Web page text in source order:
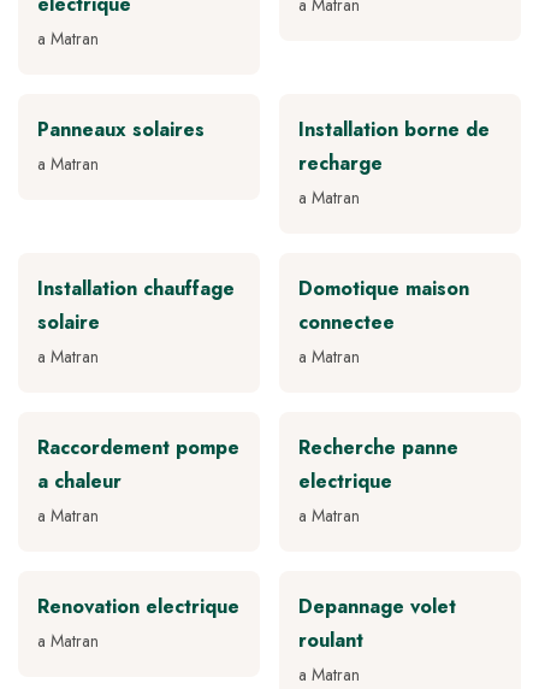
a Matran
a Matran
Panneaux solaires
a Matran
Installation borne de
recharge
a Matran
Installation chauffage
solaire
a Matran
Domotique maison
connectee
a Matran
Raccordement pompe
a chaleur
a Matran
Recherche panne
electrique
a Matran
Renovation electrique
a Matran
Depannage volet
roulant
a Matran